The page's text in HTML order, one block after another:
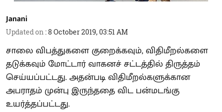
Janani
Updated on :8 October 2019, 03:51 AM
சாலை விபத்துகளை குறைக்கவும், விதிமீறல்களை
தடுக்கவும் மோட்டார் வாகனச் சட்டத்தில் திருத்தம்
செய்யப்பட்டது. அதன்படி விதிமீறல்களுக்கான
அபராதம் முன்பு இருந்ததை விட பன்மடங்கு
உயர்த்தப்பட்டது.